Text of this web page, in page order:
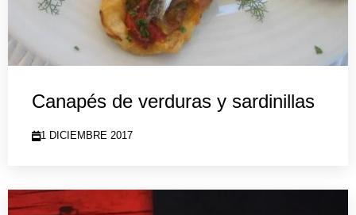
Canapés de verduras y sardinillas
1 DICIEMBRE 2017